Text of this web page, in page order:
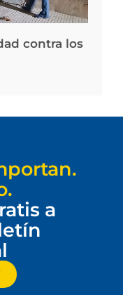
contra los
a